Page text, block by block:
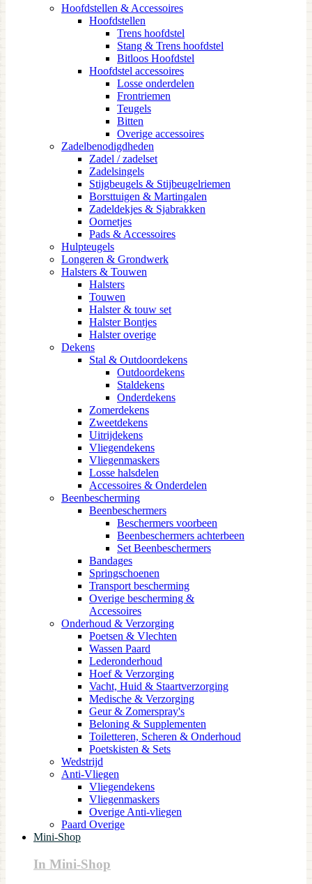
Hoofdstellen & Accessoires
Hoofdstellen
Trens hoofdstel
Stang & Trens hoofdstel
Bitloos Hoofdstel
Hoofdstel accessoires
Losse onderdelen
Frontriemen
Teugels
Bitten
Overige accessoires
Zadelbenodigdheden
Zadel / zadelset
Zadelsingels
Stijgbeugels & Stijbeugelriemen
Borsttuigen & Martingalen
Zadeldekjes & Sjabrakken
Oornetjes
Pads & Accessoires
Hulpteugels
Longeren & Grondwerk
Halsters & Touwen
Halsters
Touwen
Halster & touw set
Halster Bontjes
Halster overige
Dekens
Stal & Outdoordekens
Outdoordekens
Staldekens
Onderdekens
Zomerdekens
Zweetdekens
Uitrijdekens
Vliegendekens
Vliegenmaskers
Losse halsdelen
Accessoires & Onderdelen
Beenbescherming
Beenbeschermers
Beschermers voorbeen
Beenbeschermers achterbeen
Set Beenbeschermers
Bandages
Springschoenen
Transport bescherming
Overige bescherming &
Accessoires
Onderhoud & Verzorging
Poetsen & Vlechten
Wassen Paard
Lederonderhoud
Hoef & Verzorging
Vacht, Huid & Staartverzorging
Medische & Verzorging
Geur & Zomerspray's
Beloning & Supplementen
Toiletteren, Scheren & Onderhoud
Poetskisten & Sets
Wedstrijd
Anti-Vliegen
Vliegendekens
Vliegenmaskers
Overige Anti-vliegen
Paard Overige
Mini-Shop
In Mini-Shop